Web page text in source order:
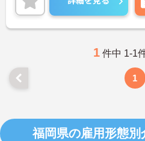
1 件中 1-1
1
福岡県の雇用形態